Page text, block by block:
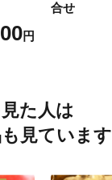
円
合せ
た人は
見ています